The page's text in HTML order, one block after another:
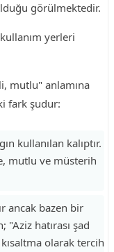
görülmektedir.
yerleri
mutlu" anlamına
fark şudur:
kullanılan kalıptır.
mutlu ve müsterih
ancak bazen bir
hatırası şad
olarak tercih